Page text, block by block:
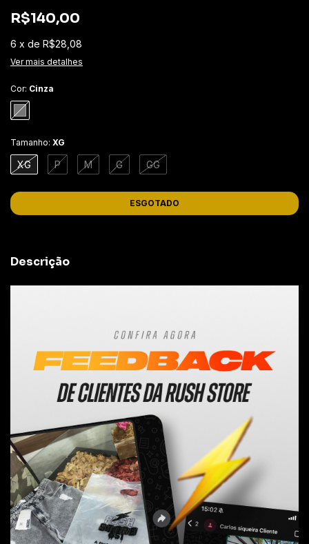
R$140,00
6 x de R$28,08
Ver mais detalhes
Cor: Cinza
Tamanho: XG
XG P M G GG
Descrição